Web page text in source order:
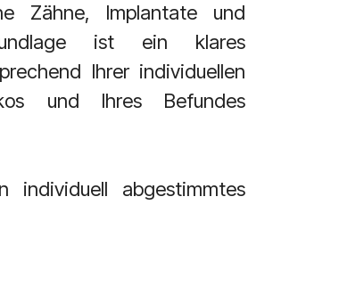
Zähne, Implantate und
ist ein klares
Ihrer individuellen
und Ihres Befundes
individuell abgestimmtes